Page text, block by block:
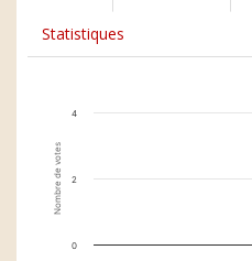
Statistiques
Nombre de votes
0
2
4